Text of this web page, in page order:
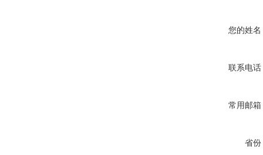
您的姓名
联系电话
常用邮箱
省份